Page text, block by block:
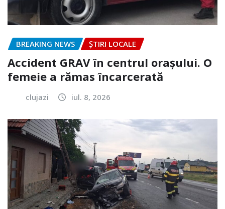
BREAKING NEWS ȘTIRI LOCALE
Accident GRAV în centrul orașului. O
femeie a rămas încarcerată
clujazi iul. 8, 2026